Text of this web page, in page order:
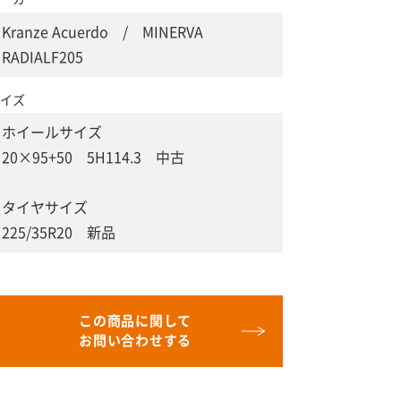
Kranze Acuerdo / MINERVA
RADIALF205
ズ
ホイールサイズ
20×95+50 5H114.3 中古
タイヤサイズ
225/35R20 新品
この商品に関して
お問い合わせする